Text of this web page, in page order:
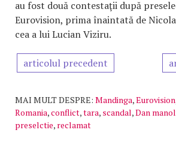
au fost două contestaţii după
Eurovision, prima înaintată de
cea a lui Lucian Viziru.
articolul precedent
MAI MULT DESPRE: Mandinga,Eurovision
Romania,conflict,tara, scandal,Dan
preselctie, reclamat